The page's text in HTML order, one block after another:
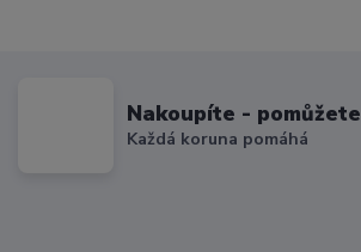
Nakoupíte - pomůžete
Každá koruna pomáhá